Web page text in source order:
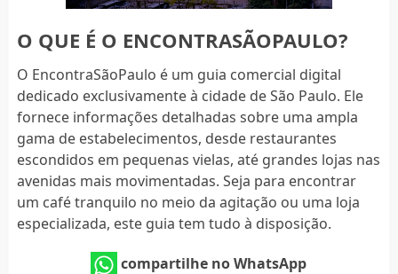
O QUE É O ENCONTRASÃOPAULO?
O EncontraSãoPaulo é um guia comercial digital
dedicado exclusivamente à cidade de São Paulo. Ele
fornece informações detalhadas sobre uma ampla
gama de estabelecimentos, desde restaurantes
escondidos em pequenas vielas, até grandes lojas nas
avenidas mais movimentadas. Seja para encontrar
um café tranquilo no meio da agitação ou uma loja
especializada, este guia tem tudo à disposição.
compartilhe no WhatsApp